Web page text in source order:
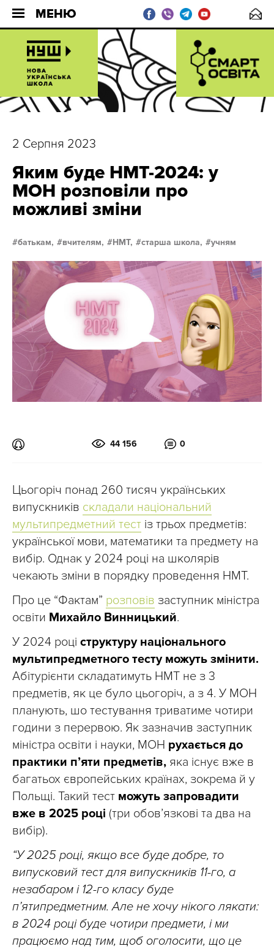
МЕНЮ
2 Серпня 2023
Яким буде НМТ-2024: у
МОН розповіли про
можливі зміни
батькам, вчителям, НМТ, старша школа, учням
44 156 0
Цьогоріч понад 260 тисяч українських
випускників складали національний
мультипредметний тест із трьох предметів:
української мови, математики та предмету на
вибір. Однак у 2024 році на школярів
чекають зміни в порядку проведення НМТ.
Про це “Фактам” розповів заступник міністра
освіти Михайло Винницький.
У 2024 році структуру національного
мультипредметного тесту можуть змінити.
Абітурієнти складатимуть НМТ не з 3
предметів, як це було цьогоріч, а з 4. У МОН
планують, шо тестування триватиме чотири
години з перервою. Як зазначив заступник
міністра освіти і науки, МОН рухається до
практики п’яти предметів, яка існує вже в
багатьох європейських країнах, зокрема й у
Польщі. Такий тест можуть запровадити
вже в 2025 році (три обов’язкові та два на
вибір).
“У 2025 році, якщо все буде добре, то
випусковий тест для випускників 11-го, а
незабаром і 12-го класу буде
п’ятипредметним. Але не хочу нікого лякати:
в 2024 році буде чотири предмети, і ми
працюємо над тим, щоб оголосити, що це